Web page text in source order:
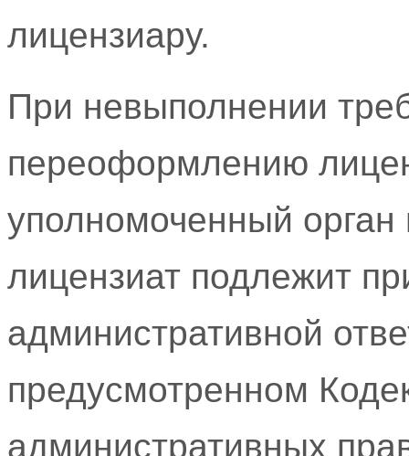
лицензиару.
При невыполнении
переоформлению
уполномоченный
лицензиат подлежит
административной
предусмотренном
административных